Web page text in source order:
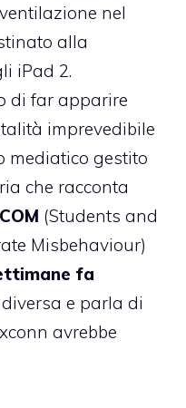
nel
alla
iPad 2.
di far apparire
imprevedibile
mediatico gestito
che racconta
(Students and
Misbehaviour)
fa
e parla di
avrebbe